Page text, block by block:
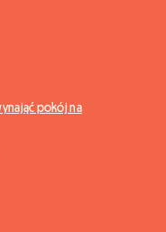
pokój na